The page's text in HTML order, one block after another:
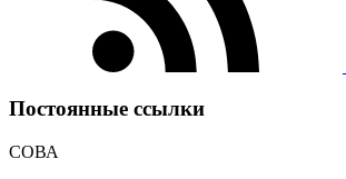
Постоянные ссылки
СОВА